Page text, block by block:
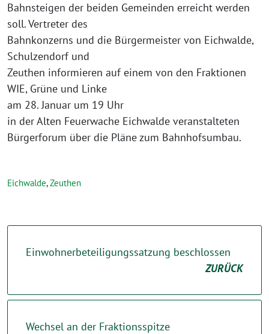
Bahnsteigen der beiden Gemeinden erreicht werden
soll. Vertreter des
Bahnkonzerns und die Bürgermeister von Eichwalde,
Schulzendorf und
Zeuthen informieren auf einem von den Fraktionen
WIE, Grüne und Linke
am 28. Januar um 19 Uhr
in der Alten Feuerwache Eichwalde veranstalteten
Bürgerforum über die Pläne zum Bahnhofsumbau.
Eichwalde,Zeuthen
Einwohnerbeteiligungssatzung beschlossen
ZURÜCK
Wechsel an der Fraktionsspitze